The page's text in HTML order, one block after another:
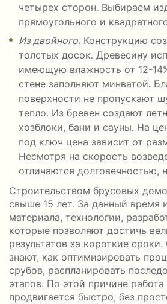
четырех сторон. Выбираем
прямоугольного и
Из двойного. Конструкцию
толстых досок. Древесину
имеющую влажность от 12-
стене заполняют минватой.
поверхности не пропускают
тепло. Из бревен создают
хозблоки, бани и сауны. На
под ключ цена зависит от
Несмотря на скорость
отличаются долговечностью,
Строительством брусовых
свыше 15 лет. За данный время
материала, технологии,
которые позволяют достичь
результатов за короткие
знают, как оптимизировать
срубов, распланировать
этапов. По этой причине работа
продвигается быстро, без